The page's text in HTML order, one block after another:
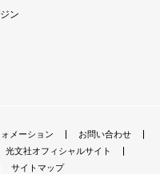
ン
メーション
お問い合わせ
光文社オフィシャルサイト
サイトマップ